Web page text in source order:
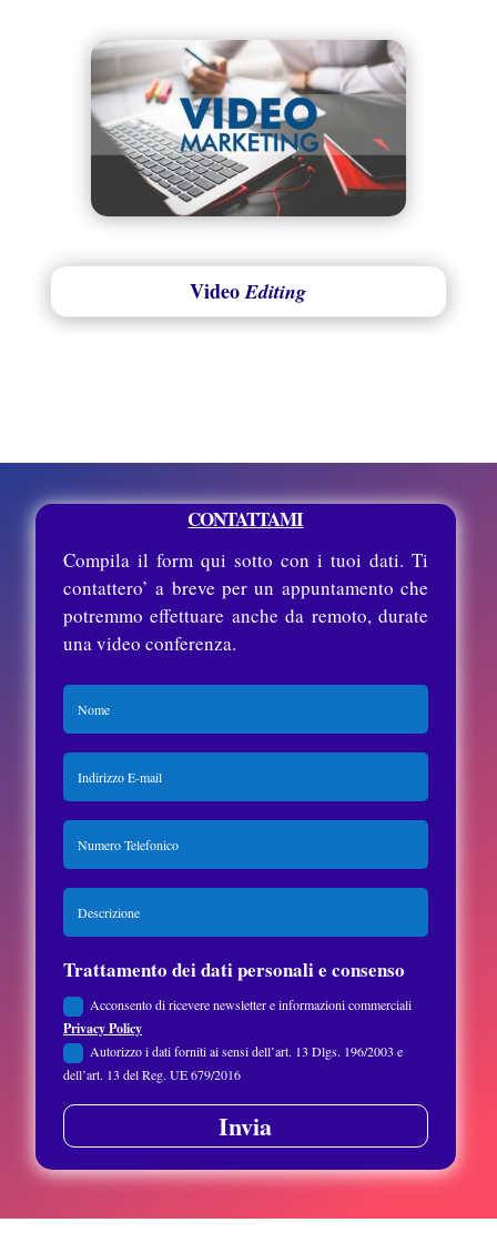
VideoEditing
CONTATTAMI
Compila il form qui sotto con i tuoi dati. Ti
contattero’ a breve per un appuntamento che
potremmo effettuare anche da remoto, durate
una video conferenza.
Trattamento dei dati personali e consenso
Acconsento di ricevere newsletter e informazioni commerciali
Privacy Policy
Autorizzo i dati forniti ai sensi dell’art. 13 Dlgs. 196/2003 e
dell’art. 13 del Reg. UE 679/2016
Invia